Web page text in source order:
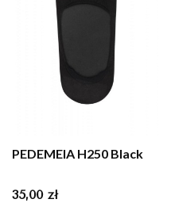
PEDEMEIA H250 Black
Cena
35,00 zł